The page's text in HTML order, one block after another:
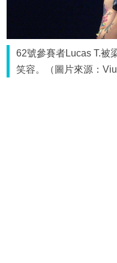
62號參賽者Lucas T.被
笑容。（圖片來源：